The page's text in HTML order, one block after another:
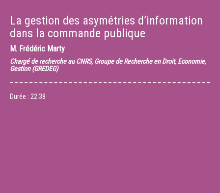
La gestion des asymétries d’information
dans la commande publique
M. Frédéric Marty
Chargé de recherche au CNRS, Groupe de Recherche en Droit, Economie,
Gestion (GREDEG)
Durée : 22:38